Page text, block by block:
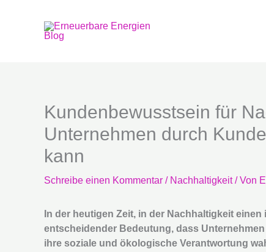
Kundenbewusstsein für
Unternehmen durch
kann
Schreibe einen Kommentar / Nachhaltigkeit/ Von
In der heutigen Zeit, in der Nachhaltigkeit
entscheidender Bedeutung, dass
ihre soziale und ökologische Verantwortung